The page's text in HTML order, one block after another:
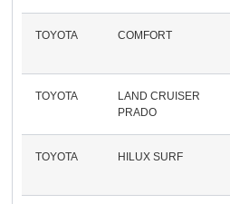
TOYOTA COMFORT
TOYOTA
LAND CRUISER
PRADO
TOYOTA HILUX SURF